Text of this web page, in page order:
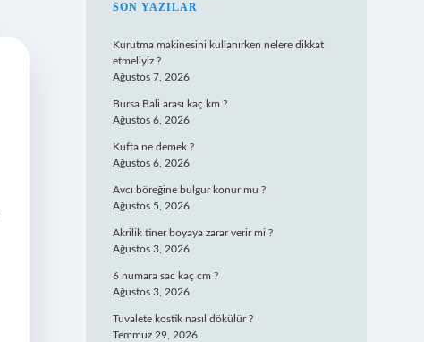
SIDEBAR
SON YAZILAR
Kurutma makinesini kullanırken nelere dikkat
etmeliyiz ?
Ağustos 7, 2026
Bursa Bali arası kaç km ?
Ağustos 6, 2026
Kufta ne demek ?
Ağustos 6, 2026
Avcı böreğine bulgur konur mu ?
Ağustos 5, 2026
Akrilik tiner boyaya zarar verir mi ?
Ağustos 3, 2026
6 numara sac kaç cm ?
Ağustos 3, 2026
Tuvalete kostik nasıl dökülür ?
Temmuz 29, 2026